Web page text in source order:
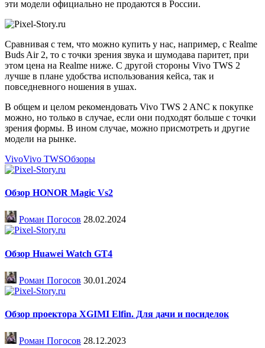
эти модели официально не продаются в России.
Сравнивая с тем, что можно купить у нас, например, с Realme
Buds Air 2, то с точки зрения звука и шумодава паритет, при
этом цена на Realme ниже. С другой стороны Vivo TWS 2
лучше в плане удобства использования кейса, так и
повседневного ношения в ушах.
В общем и целом рекомендовать Vivo TWS 2 ANC к покупке
можно, но только в случае, если они подходят больше с точки
зрения формы. В ином случае, можно присмотреть и другие
модели на рынке.
VivoVivo TWSОбзоры
Обзор HONOR Magic Vs2
Роман Погосов 28.02.2024
Обзор Huawei Watch GT4
Роман Погосов 30.01.2024
Обзор проектора XGIMI Elfin. Для дачи и посиделок
Роман Погосов 28.12.2023